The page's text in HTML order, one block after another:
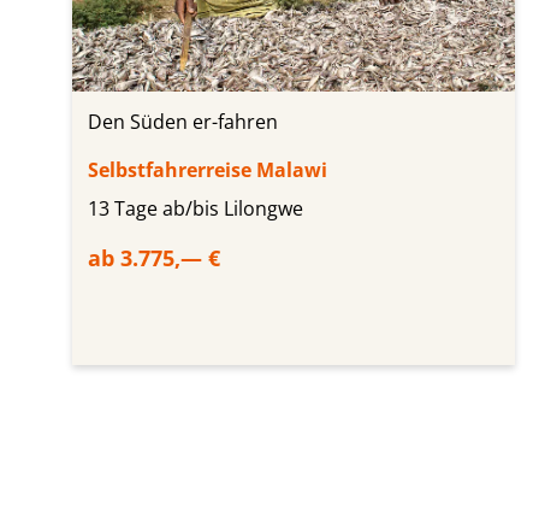
Den Süden er-fahren
Selbstfahrerreise Malawi
13 Tage ab/bis Lilongwe
ab 3.775,— €